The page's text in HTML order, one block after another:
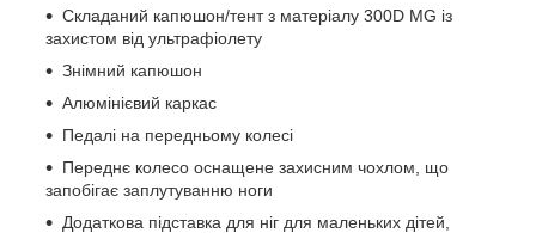
Складаний капюшон/тент з матеріалу 300D MG із
захистом від ультрафіолету
Знімний капюшон
Алюмінієвий каркас
Педалі на передньому колесі
Переднє колесо оснащене захисним чохлом, що
запобігає заплутуванню ноги
Додаткова підставка для ніг для маленьких дітей,